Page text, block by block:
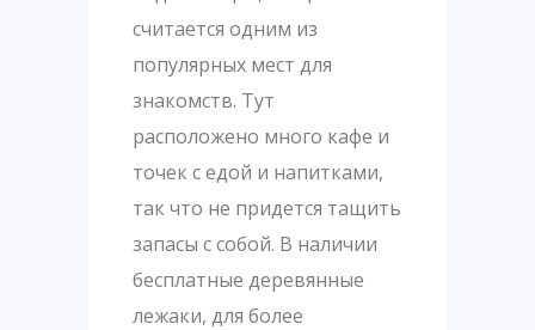
считается одним из
популярных мест для
знакомств. Тут
расположено много кафе и
точек с едой и напитками,
так что не придется тащить
запасы с собой. В наличии
бесплатные деревянные
лежаки, для более